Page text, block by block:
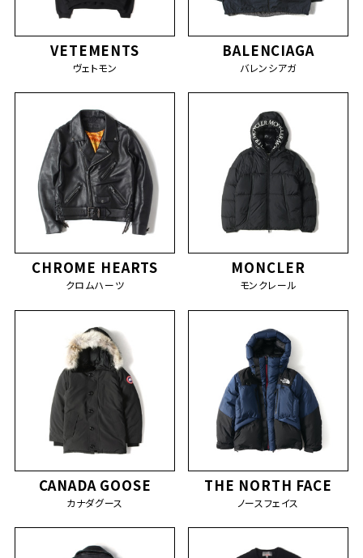
VETEMENTS
ヴェトモン
BALENCIAGA
バレンシアガ
CHROME HEARTS
クロムハーツ
MONCLER
モンクレール
CANADA GOOSE
カナダグース
THE NORTH FACE
ノースフェイス